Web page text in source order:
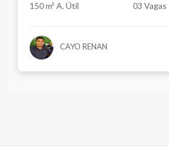
150 m² A. Útil 03 Vagas
CAYO RENAN